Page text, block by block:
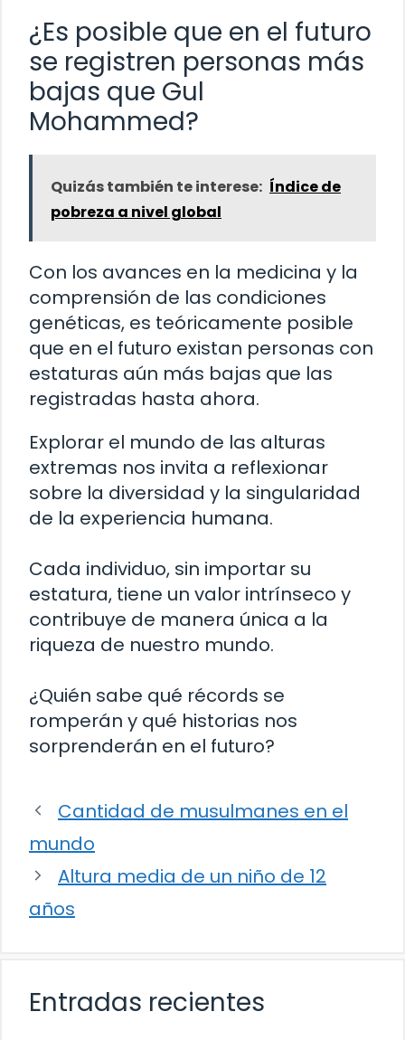
¿Es posible que en el futuro
se registren personas más
bajas que Gul
Mohammed?
Quizás también te interese: Índice de
pobreza a nivel global
Con los avances en la medicina y la
comprensión de las condiciones
genéticas, es teóricamente posible
que en el futuro existan personas con
estaturas aún más bajas que las
registradas hasta ahora.
Explorar el mundo de las alturas
extremas nos invita a reflexionar
sobre la diversidad y la singularidad
de la experiencia humana.
Cada individuo, sin importar su
estatura, tiene un valor intrínseco y
contribuye de manera única a la
riqueza de nuestro mundo.
¿Quién sabe qué récords se
romperán y qué historias nos
sorprenderán en el futuro?
Cantidad de musulmanes en el
mundo
Altura media de un niño de 12
años
Entradas recientes